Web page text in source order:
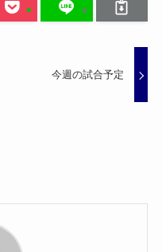
今週の試合予定